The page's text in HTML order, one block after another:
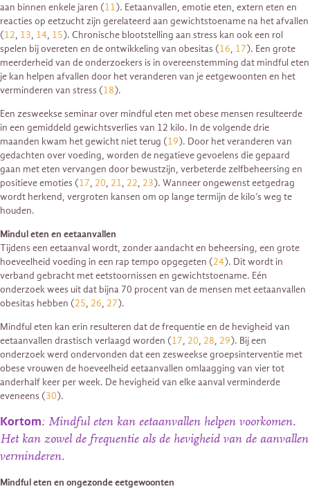
aan binnen enkele jaren (11). Eetaanvallen, emotie eten, extern eten en
reacties op eetzucht zijn gerelateerd aan gewichtstoename na het afvallen
(12, 13, 14, 15). Chronische blootstelling aan stress kan ook een rol
spelen bij overeten en de ontwikkeling van obesitas (16, 17). Een grote
meerderheid van de onderzoekers is in overeenstemming dat mindful eten
je kan helpen afvallen door het veranderen van je eetgewoonten en het
verminderen van stress (18).
Een zesweekse seminar over mindful eten met obese mensen resulteerde
in een gemiddeld gewichtsverlies van 12 kilo. In de volgende drie
maanden kwam het gewicht niet terug (19). Door het veranderen van
gedachten over voeding, worden de negatieve gevoelens die gepaard
gaan met eten vervangen door bewustzijn, verbeterde zelfbeheersing en
positieve emoties (17, 20, 21, 22, 23). Wanneer ongewenst eetgedrag
wordt herkend, vergroten kansen om op lange termijn de kilo’s weg te
houden.
Mindul eten en eetaanvallen
Tijdens een eetaanval wordt, zonder aandacht en beheersing, een grote
hoeveelheid voeding in een rap tempo opgegeten (24). Dit wordt in
verband gebracht met eetstoornissen en gewichtstoename. Eén
onderzoek wees uit dat bijna 70 procent van de mensen met eetaanvallen
obesitas hebben (25, 26, 27).
Mindful eten kan erin resulteren dat de frequentie en de hevigheid van
eetaanvallen drastisch verlaagd worden (17, 20, 28, 29). Bij een
onderzoek werd ondervonden dat een zesweekse groepsinterventie met
obese vrouwen de hoeveelheid eetaanvallen omlaagging van vier tot
anderhalf keer per week. De hevigheid van elke aanval verminderde
eveneens (30).
Kortom: Mindful eten kan eetaanvallen helpen voorkomen.
Het kan zowel de frequentie als de hevigheid van de aanvallen
verminderen.
Mindful eten en ongezonde eetgewoonten